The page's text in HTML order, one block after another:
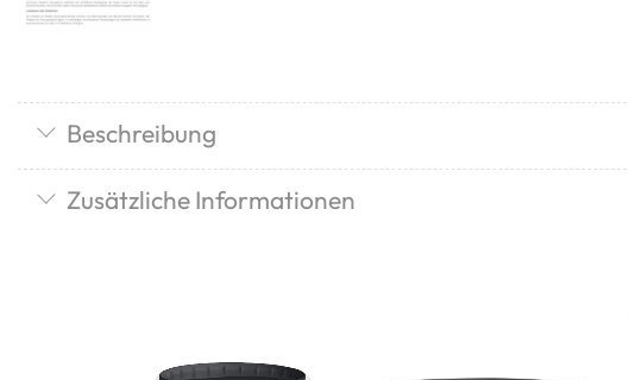
Beschreibung
Zusätzliche Informationen